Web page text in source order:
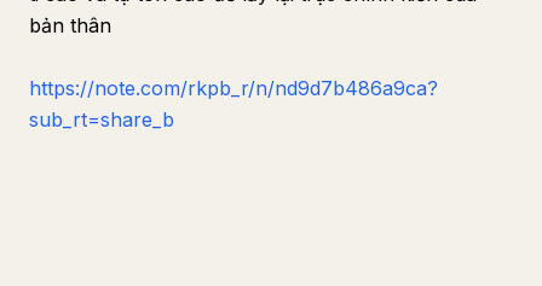
bản thân
https://note.com/rkpb_r/n/nd9d7b486a9ca?
sub_rt=share_b